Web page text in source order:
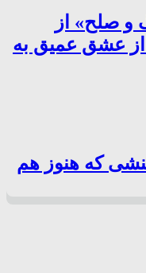
و صلح» از
از عشق عمیق به
که هنوز هم